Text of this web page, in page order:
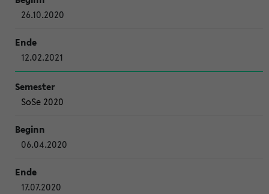
26.10.2020
12.02.2021
SoSe 2020
06.04.2020
17.07.2020